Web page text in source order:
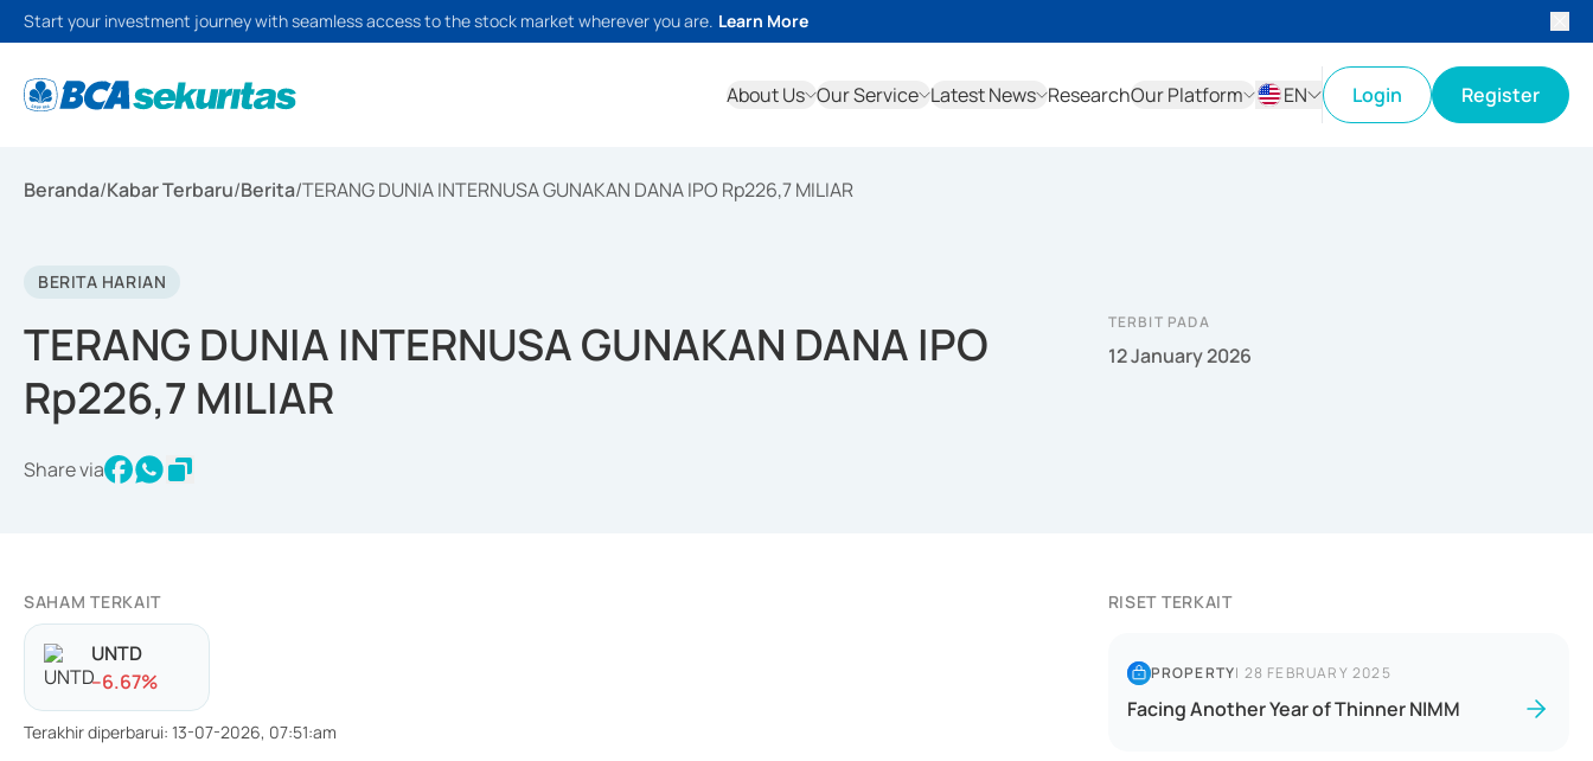
Start your investment journey with seamless access to the stock market wherever you are. Learn More
About Us Our Service Latest News ResearchOur Platform
EN
Login Register
Beranda/Kabar Terbaru/Berita/TERANG DUNIA INTERNUSA GUNAKAN DANA IPO Rp226,7 MILIAR
BERITA HARIAN
TERANG DUNIA INTERNUSA GUNAKAN DANA IPO
Rp226,7 MILIAR
Share via
TERBIT PADA
12 January 2026
SAHAM TERKAIT
UNTD
--6.67%
Terakhir diperbarui: 13-07-2026, 07:51:am
RISET TERKAIT
PROPERTY| 28 FEBRUARY 2025
Facing Another Year of Thinner NIMM